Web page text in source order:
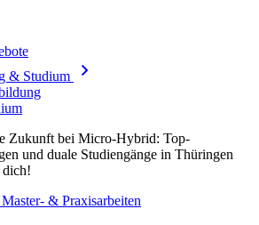
& Studium
Zukunft bei Micro-Hybrid: Top-
und duale Studiengänge in Thüringen
dich!
& Praxisarbeiten